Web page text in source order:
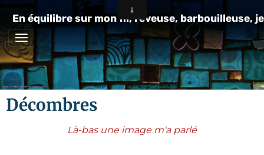
En équilibre sur mon fil, rêveuse, barbouilleuse,
Décombres
Là-bas une image m'a parlé